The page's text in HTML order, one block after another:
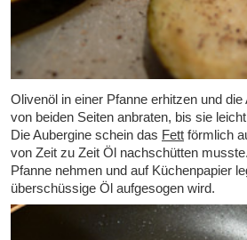
Olivenöl in einer Pfanne erhitzen und
von beiden Seiten anbraten, bis sie
Die Aubergine schein das Fett förmlich
von Zeit zu Zeit Öl nachschütten
Pfanne nehmen und auf Küchenpapier
überschüssige Öl aufgesogen wird.